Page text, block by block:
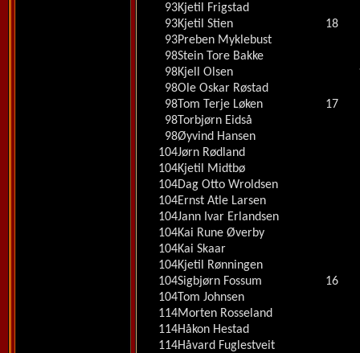
93Kjetil Frigstad
93Kjetil Stien
18
93Preben Myklebust
98Stein Tore Bakke
98Kjell Olsen
98Ole Oskar Røstad
98Tom Terje Løken
17
98Torbjørn Eidså
98Øyvind Hansen
104Jørn Rødland
104Kjetil Midtbø
104Dag Otto Wroldsen
104Ernst Atle Larsen
104Jann Ivar Erlandsen
104Kai Rune Øverby
104Kai Skaar
104Kjetil Rønningen
104Sigbjørn Fossum
16
104Tom Johnsen
114Morten Rosseland
114Håkon Hestad
114Håvard Fuglestveit